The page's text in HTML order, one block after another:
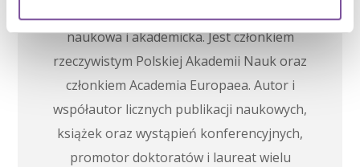
naukowa i akademicka. Jest członkiem
rzeczywistym Polskiej Akademii Nauk oraz
członkiem Academia Europaea. Autor i
współautor licznych publikacji naukowych,
książek oraz wystąpień konferencyjnych,
promotor doktoratów i laureat wielu